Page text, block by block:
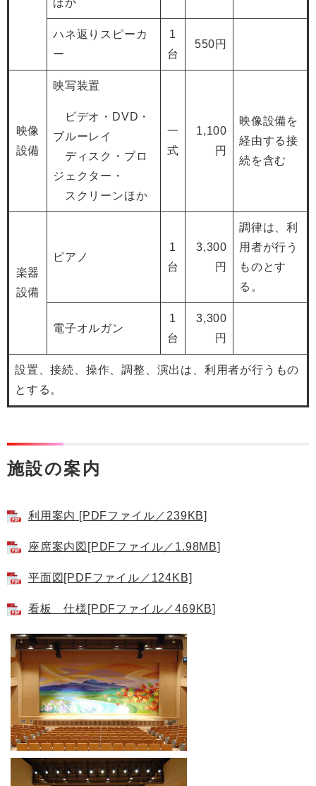
ほか
ハネ返りスピーカ
ー
1
台
550円
映像
設備
映写装置
ビデオ・DVD・
ブルーレイ
ディスク・プロ
ジェクター・
スクリーンほか
一
式
1,100
円
映像設備を
経由する接
続を含む
楽器
設備
ピアノ
1
台
3,300
円
調律は、利
用者が行う
ものとす
る。
電子オルガン
1
台
3,300
円
設置、接続、操作、調整、演出は、利用者が行うもの
とする。
施設の案内
利用案内 [PDFファイル／239KB]
座席案内図[PDFファイル／1.98MB]
平面図[PDFファイル／124KB]
看板 仕様[PDFファイル／469KB]